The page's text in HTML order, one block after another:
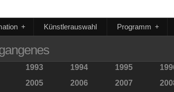
+ Künstlerauswahl +
Programm
1993 1994 1995
2005 2006 2007